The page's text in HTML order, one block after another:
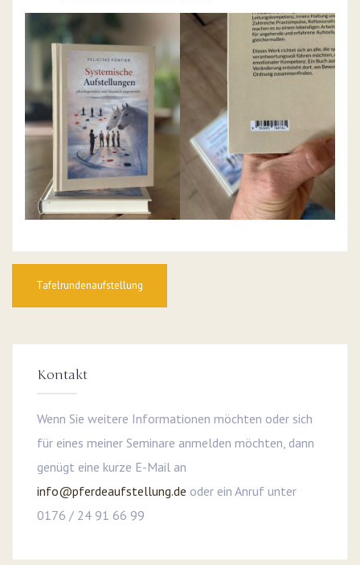
Tafelrundenaufstellung
Kontakt
Wenn Sie weitere Informationen möchten oder sich
für eines meiner Seminare anmelden möchten, dann
genügt eine kurze E-Mail an
info@pferdeaufstellung.de oder ein Anruf unter
0176 / 24 91 66 99